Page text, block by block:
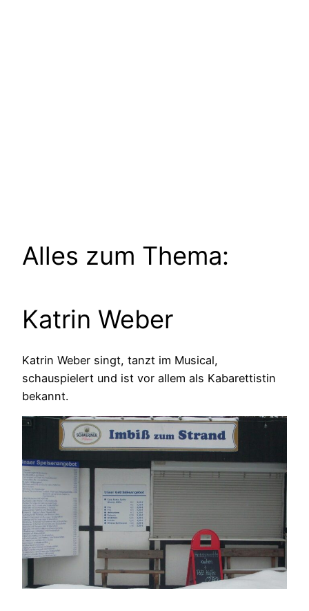
Alles zum Thema:
Katrin Weber
Katrin Weber singt, tanzt im Musical,
schauspielert und ist vor allem als Kabarettistin
bekannt.